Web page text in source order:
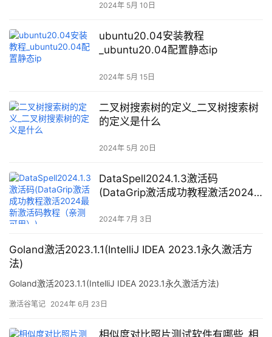
2024年 5月 10日
ubuntu20.04安装教程
_ubuntu20.04配置静态ip
2024年 5月 15日
二叉树搜索树的定义_二叉树搜索树
的定义是什么
2024年 5月 20日
DataSpell2024.1.3激活码
(DataGrip激活成功教程激活2024
2024年 7月 3日
Goland激活2023.1.1(IntelliJ IDEA 2023.1永久激活方
法)
Goland激活2023.1.1(IntelliJ IDEA 2023.1永久激活方法)
激活谷笔记 2024年 6月 23日